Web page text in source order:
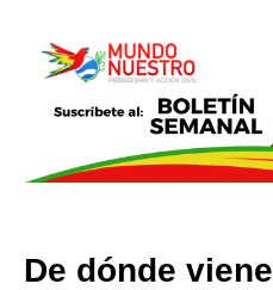
De dónde viene